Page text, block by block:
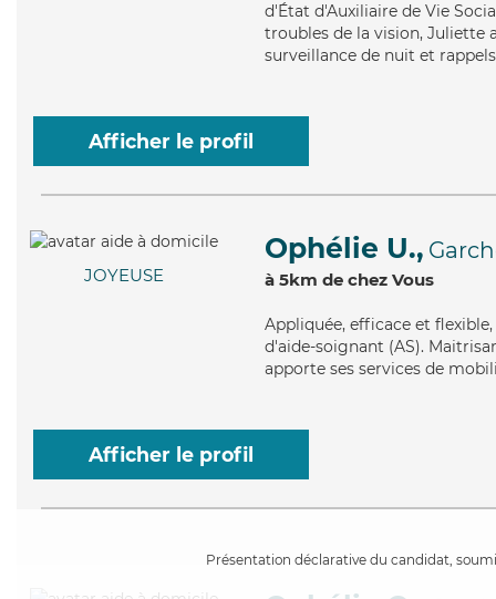
d'État d'Auxiliaire de Vie
troubles de la vision, Juliette
surveillance de nuit et
Afficher le profil
JOYEUSE
Ophélie U.,
à 5km de chez Vous
Appliquée, efficace et
d'aide-soignant (AS).
apporte ses services de
Afficher le profil
Présentation déclarative du candidat,